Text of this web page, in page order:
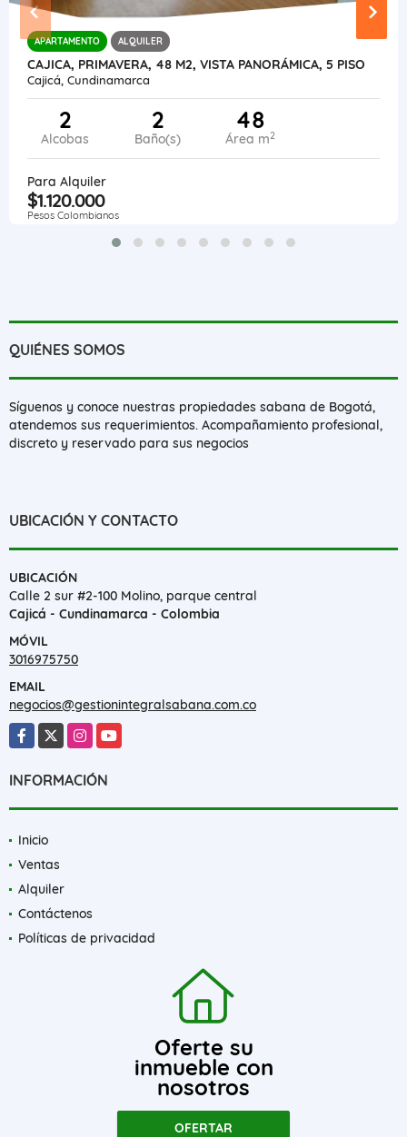
APARTAMENTO ALQUILER
CAJICA, PRIMAVERA, 48 M2, VISTA PANORÁMICA, 5 PISO
Cajicá, Cundinamarca
2
Alcobas
2
Baño(s)
48
Área m2
Para Alquiler
$1.120.000
Pesos Colombianos
QUIÉNES SOMOS
Síguenos y conoce nuestras propiedades sabana de Bogotá,
atendemos sus requerimientos. Acompañamiento profesional,
discreto y reservado para sus negocios
UBICACIÓN Y CONTACTO
UBICACIÓN
Calle 2 sur #2-100 Molino, parque central
Cajicá - Cundinamarca - Colombia
MÓVIL
3016975750
EMAIL
negocios@gestionintegralsabana.com.co
Facebook
X Instagram
YouTube
INFORMACIÓN
Inicio
Ventas
Alquiler
Contáctenos
Políticas de privacidad
Oferte su
inmueble con
nosotros
OFERTAR